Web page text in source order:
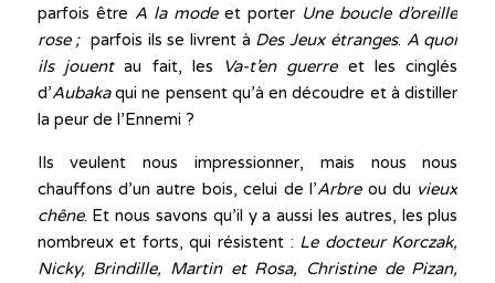
parfois être A la modeet porter Une boucle d’oreille
rose ; parfois ils se livrent à Des Jeux étranges. A quoi
ils jouentau fait, les Va-t’en guerreet les cinglés
d’Aubakaqui ne pensent qu’à en découdre et à distiller
la peur de l’Ennemi ?
Ils veulent nous impressionner, mais nous nous
chauffons d’un autre bois, celui de l’Arbreou du vieux
chêne. Et nous savons qu’il y a aussi les autres, les plus
nombreux et forts, qui résistent : Le docteur Korczak,
Nicky, Brindille, Martin et Rosa, Christine de Pizan,